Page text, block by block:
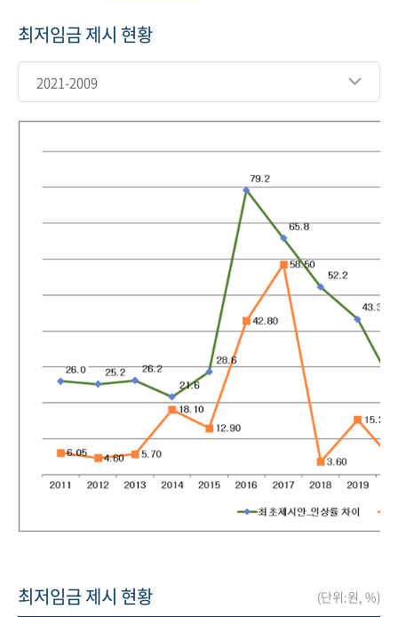
최저임금 제시 현황
2021-2009
최저임금 제시 현황 (단위:원, %)